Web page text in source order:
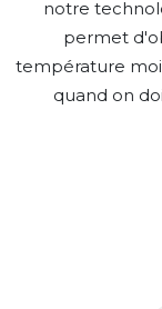
notre
permet
température
quand on